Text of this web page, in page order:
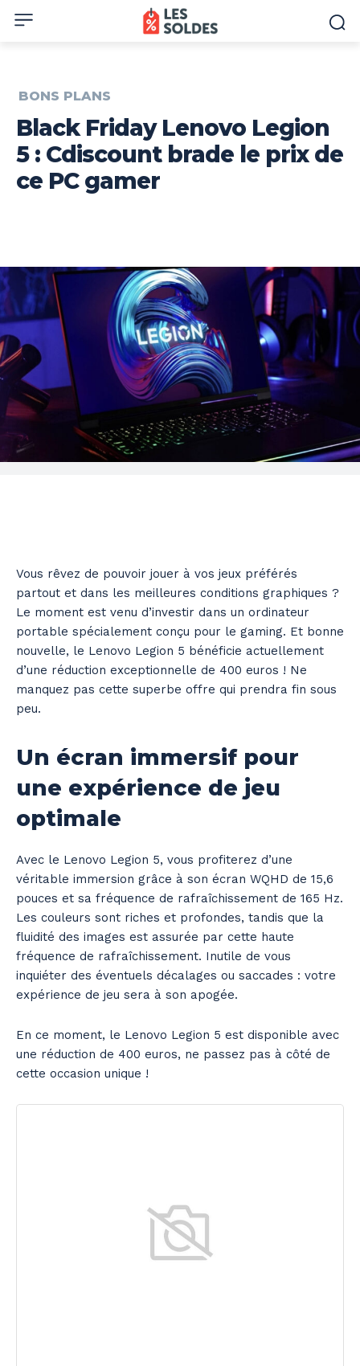
BONS PLANS
Black Friday Lenovo Legion
5 : Cdiscount brade le prix de
ce PC gamer
Vous rêvez de pouvoir jouer à vos jeux préférés
partout et dans les meilleures conditions graphiques ?
Le moment est venu d’investir dans un ordinateur
portable spécialement conçu pour le gaming. Et bonne
nouvelle, le Lenovo Legion 5 bénéficie actuellement
d’une réduction exceptionnelle de 400 euros ! Ne
manquez pas cette superbe offre qui prendra fin sous
peu.
Un écran immersif pour
une expérience de jeu
optimale
Avec le Lenovo Legion 5, vous profiterez d’une
véritable immersion grâce à son écran WQHD de 15,6
pouces et sa fréquence de rafraîchissement de 165 Hz.
Les couleurs sont riches et profondes, tandis que la
fluidité des images est assurée par cette haute
fréquence de rafraîchissement. Inutile de vous
inquiéter des éventuels décalages ou saccades : votre
expérience de jeu sera à son apogée.
En ce moment, le Lenovo Legion 5 est disponible avec
une réduction de 400 euros, ne passez pas à côté de
cette occasion unique !